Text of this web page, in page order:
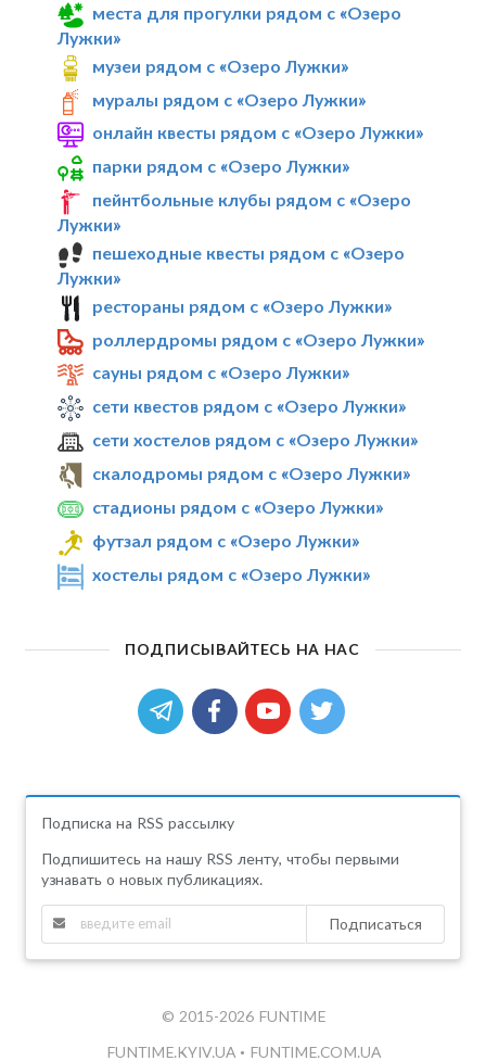
места для прогулки рядом с «Озеро
Лужки»
музеи рядом с «Озеро Лужки»
муралы рядом с «Озеро Лужки»
онлайн квесты рядом с «Озеро Лужки»
парки рядом с «Озеро Лужки»
пейнтбольные клубы рядом с «Озеро
Лужки»
пешеходные квесты рядом с «Озеро
Лужки»
рестораны рядом с «Озеро Лужки»
роллердромы рядом с «Озеро Лужки»
сауны рядом с «Озеро Лужки»
сети квестов рядом с «Озеро Лужки»
сети хостелов рядом с «Озеро Лужки»
скалодромы рядом с «Озеро Лужки»
стадионы рядом с «Озеро Лужки»
футзал рядом с «Озеро Лужки»
хостелы рядом с «Озеро Лужки»
ПОДПИСЫВАЙТЕСЬ НА НАС
Подписка на RSS рассылку
Подпишитесь на нашу RSS ленту, чтобы первыми
узнавать о новых публикациях.
Подписаться
© 2015-2026 FUNTIME
FUNTIME.KYIV.UA • FUNTIME.COM.UA